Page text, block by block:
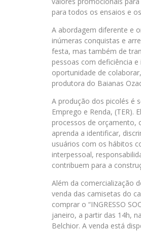
para todos os ensaios e
A abordagem diferente e
inúmeras conquistas e
festa, mas também de
pessoas com deficiência
oportunidade de
produtora do Baianas
A produção dos picolés é
Emprego e Renda,
processos de orçamento,
aprenda a identificar,
usuários com os hábitos
interpessoal,
contribuem para a
Além da comercialização
venda das camisetas do
comprar o “INGRESSO
janeiro, a partir das 14h,
Belchior. A venda está